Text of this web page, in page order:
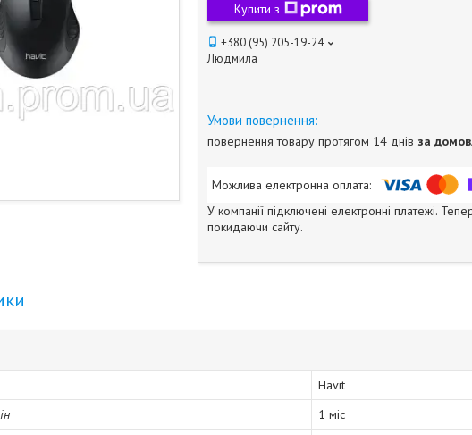
Купити з
+380 (95) 205-19-24
Людмила
повернення товару протягом 14 днів за
У компанії підключені електронні платежі.
покидаючи сайту.
Havit
1 міс